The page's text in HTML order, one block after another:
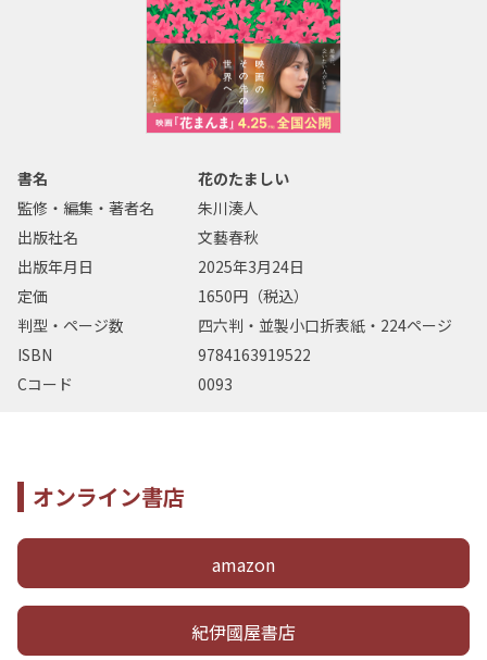
書名
花のたましい
監修・編集・著者名
朱川湊人
出版社名
文藝春秋
出版年月日
2025年3月24日
定価
1650円（税込）
判型・ページ数
四六判・並製小口折表紙・224ページ
ISBN
9784163919522
Cコード
0093
オンライン書店
amazon
紀伊國屋書店